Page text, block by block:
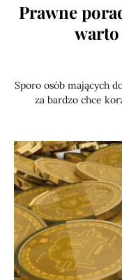
Prawne
warto
Sporo osób mających
za bardzo chce